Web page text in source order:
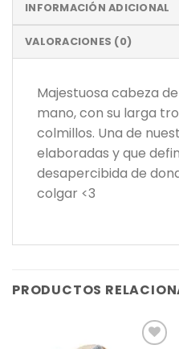
INFORMACIÓN ADICIONAL
VALORACIONES (0)
Majestuosa cabeza
mano, con su larga
colmillos. Una de
elaboradas y que
desapercibida de
colgar <3
PRODUCTOS